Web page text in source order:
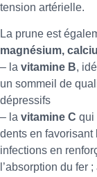
tension artérielle.
La prune est
magnésium,
– la vitamine B,
un sommeil de
dépressifs
– la vitamine C qui
dents en favorisant
infections en
l’absorption du fer